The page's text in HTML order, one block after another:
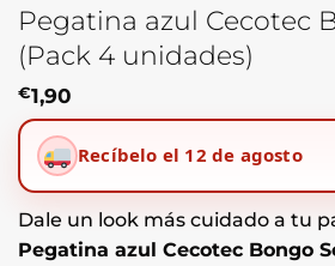
Pegatina azul Cecotec
(Pack 4 unidades)
€1,90
Recíbelo el 12 de agosto
Dale un look más cuidado a tu
Pegatina azul Cecotec Bongo